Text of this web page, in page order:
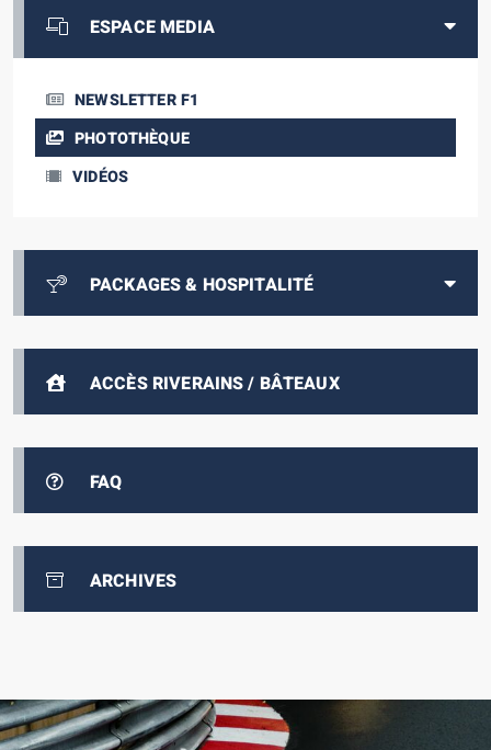
ESPACE MEDIA
NEWSLETTER F1
PHOTOTHÈQUE
VIDÉOS
PACKAGES & HOSPITALITÉ
ACCÈS RIVERAINS / BÂTEAUX
FAQ
ARCHIVES